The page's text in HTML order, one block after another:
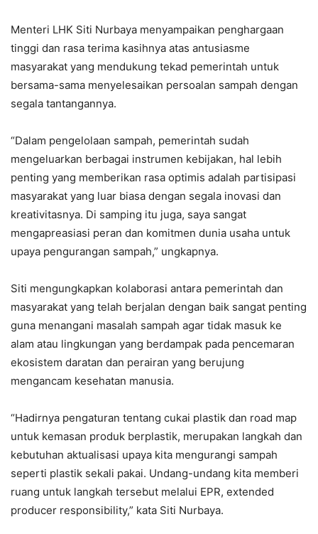
Menteri LHK Siti Nurbaya menyampaikan penghargaan
tinggi dan rasa terima kasihnya atas antusiasme
masyarakat yang mendukung tekad pemerintah untuk
bersama-sama menyelesaikan persoalan sampah dengan
segala tantangannya.
“Dalam pengelolaan sampah, pemerintah sudah
mengeluarkan berbagai instrumen kebijakan, hal lebih
penting yang memberikan rasa optimis adalah partisipasi
masyarakat yang luar biasa dengan segala inovasi dan
kreativitasnya. Di samping itu juga, saya sangat
mengapreasiasi peran dan komitmen dunia usaha untuk
upaya pengurangan sampah,” ungkapnya.
Siti mengungkapkan kolaborasi antara pemerintah dan
masyarakat yang telah berjalan dengan baik sangat penting
guna menangani masalah sampah agar tidak masuk ke
alam atau lingkungan yang berdampak pada pencemaran
ekosistem daratan dan perairan yang berujung
mengancam kesehatan manusia.
“Hadirnya pengaturan tentang cukai plastik dan road map
untuk kemasan produk berplastik, merupakan langkah dan
kebutuhan aktualisasi upaya kita mengurangi sampah
seperti plastik sekali pakai. Undang-undang kita memberi
ruang untuk langkah tersebut melalui EPR, extended
producer responsibility,” kata Siti Nurbaya.